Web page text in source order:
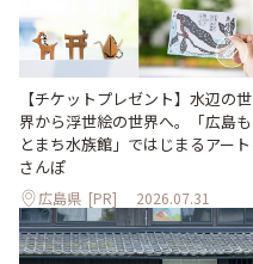
【チケットプレゼント】水辺の世
界から浮世絵の世界へ。「広島も
とまち水族館」ではじまるアート
さんぽ
広島県 [PR] 2026.07.31